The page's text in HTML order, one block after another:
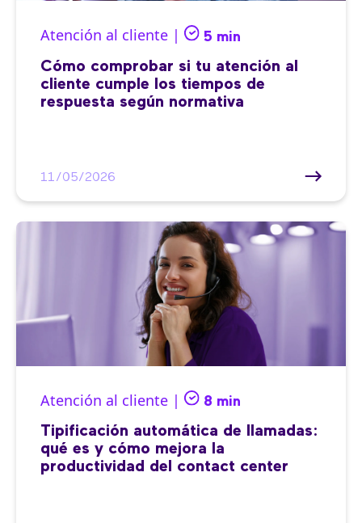
Atención al cliente | 5 min
Cómo comprobar si tu atención al
cliente cumple los tiempos de
respuesta según normativa
11/05/2026
Atención al cliente | 8 min
Tipificación automática de llamadas:
qué es y cómo mejora la
productividad del contact center